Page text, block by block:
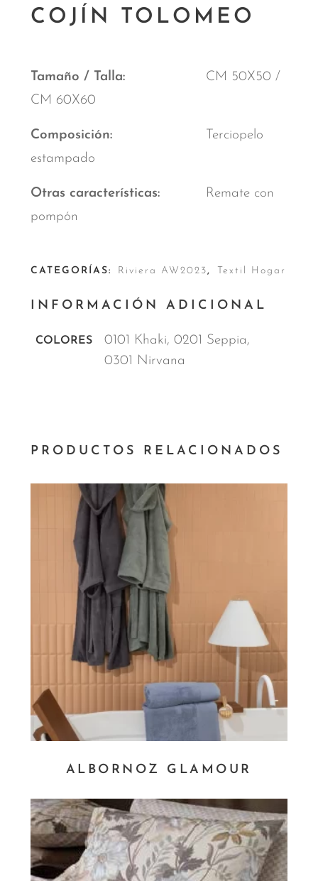
COJÍN TOLOMEO
Tamaño / Talla
CM 50X50 /
CM 60X60
Composición
Terciopelo
estampado
Otras características
Remate con
pompón
CATEGORÍAS: Riviera AW2023, Textil Hogar
INFORMACIÓN ADICIONAL
COLORES
0101 Khaki, 0201 Seppia,
0301 Nirvana
PRODUCTOS RELACIONADOS
ALBORNOZ GLAMOUR